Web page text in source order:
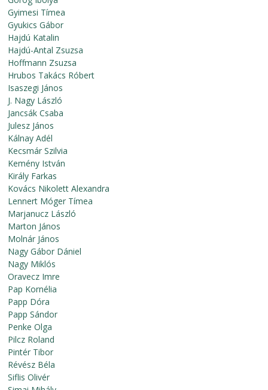
Gyimesi Tímea
Gyukics Gábor
Hajdú Katalin
Hajdú-Antal Zsuzsa
Hoffmann Zsuzsa
Hrubos Takács Róbert
Isaszegi János
J. Nagy László
Jancsák Csaba
Julesz János
Kálnay Adél
Kecsmár Szilvia
Kemény István
Király Farkas
Kovács Nikolett Alexandra
Lennert Móger Tímea
Marjanucz László
Marton János
Molnár János
Nagy Gábor Dániel
Nagy Miklós
Oravecz Imre
Pap Kornélia
Papp Dóra
Papp Sándor
Penke Olga
Pilcz Roland
Pintér Tibor
Révész Béla
Siflis Olivér